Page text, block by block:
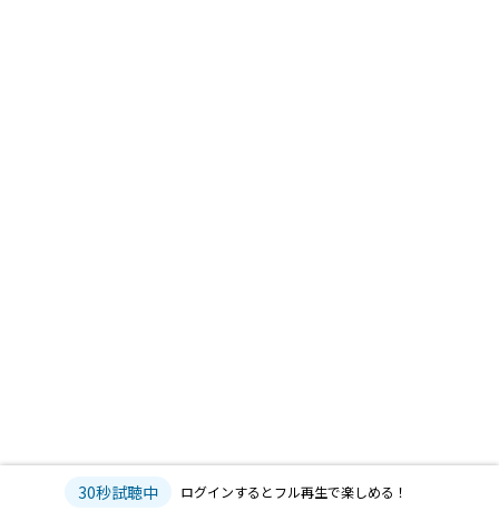
30秒試聴中 ログインするとフル再生で楽しめる！